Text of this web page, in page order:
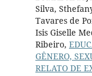
Silva,
Tavares de
Isis Giselle
Ribeiro,
GÊNERO,
RELATO DE